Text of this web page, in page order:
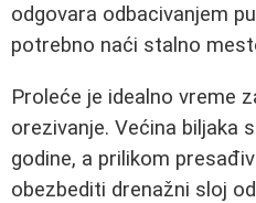
odgovara odbacivanjem
potrebno naći stalno
Proleće je idealno vreme
orezivanje. Većina biljaka
godine, a prilikom
obezbediti drenažni sloj